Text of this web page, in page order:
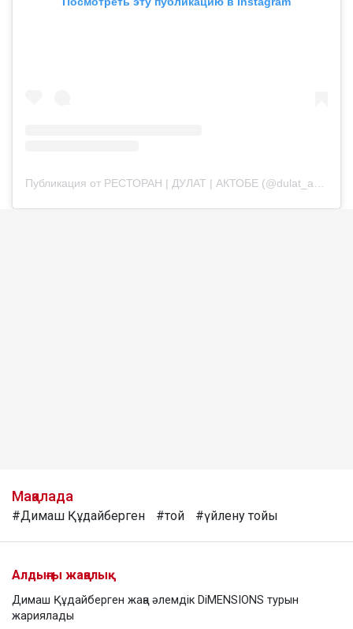
Публикация от РЕСТОРАН | ДУЛАТ | АКТОБЕ (@dulat_aqtobe)
Мақалада
#Димаш Құдайберген #той #үйлену тойы
Алдыңғы жаңалық
Димаш Құдайберген жаңа әлемдік DiMENSIONS турын
жариялады